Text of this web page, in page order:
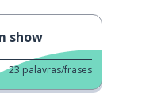
show
23 palavras/frases